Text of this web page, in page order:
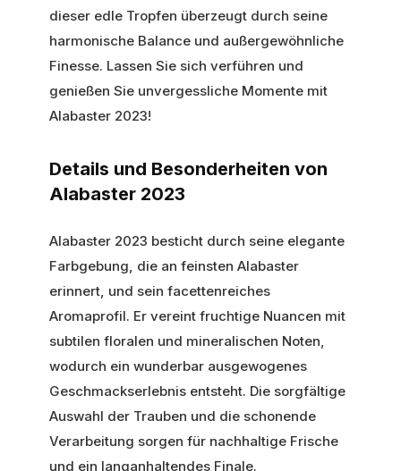
dieser edle Tropfen überzeugt durch seine
harmonische Balance und außergewöhnliche
Finesse. Lassen Sie sich verführen und
genießen Sie unvergessliche Momente mit
Alabaster 2023!
Details und Besonderheiten von
Alabaster 2023
Alabaster 2023 besticht durch seine elegante
Farbgebung, die an feinsten Alabaster
erinnert, und sein facettenreiches
Aromaprofil. Er vereint fruchtige Nuancen mit
subtilen floralen und mineralischen Noten,
wodurch ein wunderbar ausgewogenes
Geschmackserlebnis entsteht. Die sorgfältige
Auswahl der Trauben und die schonende
Verarbeitung sorgen für nachhaltige Frische
und ein langanhaltendes Finale.